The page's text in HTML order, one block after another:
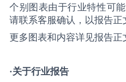
个别图表由于行业特性可
请联系客服确认，以报告正
更多图表和内容详见报告正
·关于行业报告